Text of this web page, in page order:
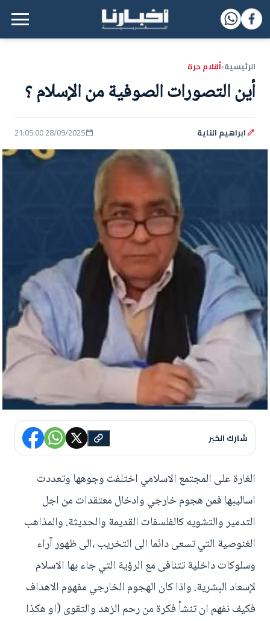
القائمة الرئيسية
الرئيسية‹أقلام حرة
أين التصورات الصوفية من الإسلام ؟
ابراهيم الناية 28/09/2025 21:05:00
شارك الخبر
الغارة على المجتمع الاسلامي اختلفت وجوهها وتعددت
اساليبها فمن هجوم خارجي وادخال معتقدات من اجل
التدمير والتشويه كالفلسفات القديمة والحديثة. والمذاهب
الغنوصية التي تسعى دائما الى التخريب ،الى ظهور آراء
وسلوكات داخلية تتنافى مع الرؤية التي جاء بها الاسلام
لإسعاد البشرية. واذا كان الهجوم الخارجي مفهوم الاهداف
فكيف نفهم ان تنشأ فكرة من رحم الزهد والتقوى (او هكذا